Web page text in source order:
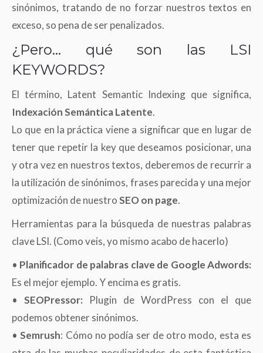
sinónimos, tratando de no forzar nuestros textos en
exceso, so pena de ser penalizados.
¿Pero… qué son las LSI
KEYWORDS?
El término, Latent Semantic Indexing que significa,
Indexación Semántica Latente.
Lo que en la práctica viene a significar que en lugar de
tener que repetir la key que deseamos posicionar, una
y otra vez en nuestros textos, deberemos de recurrir a
la utilización de sinónimos, frases parecida y una mejor
optimización de nuestroSEO on page.
Herramientas para la búsqueda de nuestras palabras
clave LSI. (Como veis, yo mismo acabo de hacerlo)
• Planificador de palabras clave de Google Adwords:
Es el mejor ejemplo. Y encima es gratis.
• SEOPressor: Plugin de WordPress con el que
podemos obtener sinónimos.
•Semrush: Cómo no podía ser de otro modo, esta es